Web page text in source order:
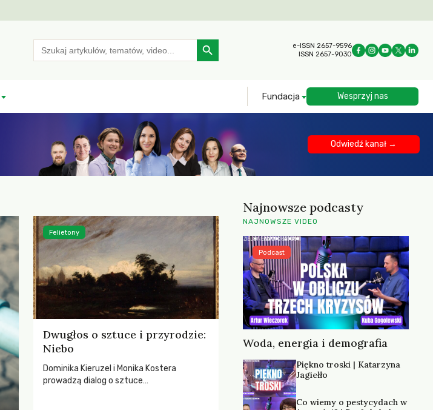
Search
for:
Search Button
e-ISSN 2657-9596
ISSN 2657-9030
Fundacja Wesprzyj nas
Odwiedź kanał →
Dwugłos o sztuce i przyrodzie:
Niebo
Dominika Kieruzel i Monika Kostera
prowadzą dialog o sztuce
Felietony
Najnowsze podcasty
NAJNOWSZE VIDEO
Woda, energia i demografia
Podcast
Piękno troski | Katarzyna
Jagiełło
Co wiemy o pestycydach w